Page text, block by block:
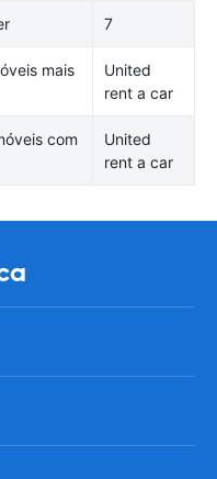
7
mais
United
rent a car
com
United
rent a car